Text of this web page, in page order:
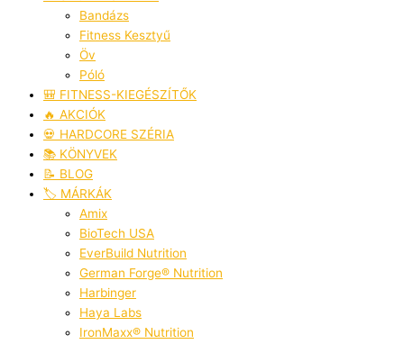
Bandázs
Fitness Kesztyű
Öv
Póló
🎒 FITNESS-KIEGÉSZÍTŐK
🔥 AKCIÓK
💀 HARDCORE SZÉRIA
📚 KÖNYVEK
📝 BLOG
🏷️ MÁRKÁK
Amix
BioTech USA
EverBuild Nutrition
German Forge® Nutrition
Harbinger
Haya Labs
IronMaxx® Nutrition